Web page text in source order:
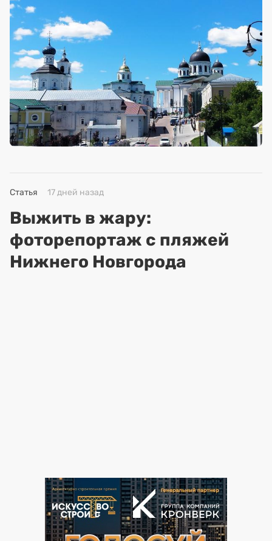
Статья 17 дней назад
Выжить в жару:
фоторепортаж с пляжей
Нижнего Новгорода